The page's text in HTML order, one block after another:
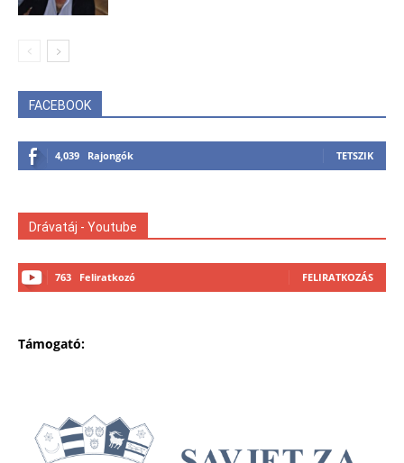
FACEBOOK
4,039 Rajongók TETSZIK
Drávatáj - Youtube
763 Feliratkozó FELIRATKOZÁS
Támogató: